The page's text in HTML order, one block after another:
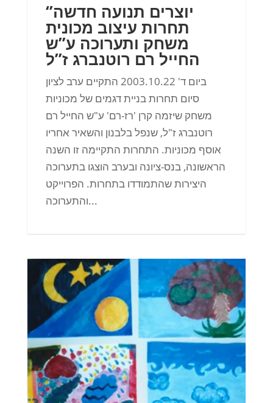
‘יוצרים תנועה חדשה’
תחרות עיצוב מכונית
משחק ותערוכה ע”ש
החייל רם רוטנברג ז”ל
ביום ד' 2003.10.22 התקיים ערב לציון
סיום תחרות בניית דגמים של מכוניות
משחק שיזמה קרן 'רז-רם' ע"ש החייל רם
רוטנברג ז"ל, שנפל בלבנון והשאיר אחריו
אוסף מכוניות. התחרות התקיימה זו השנה
הראשונה, בנס-ציונה ובערב הוצגו בתערוכה
היצירות שהתמודדו בתחרות. הפרוייקט
והתערוכה...